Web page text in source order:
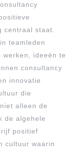
centraal staat.
teamleden
werken, ideeën te
consultancy
innovatie
die
alleen de
de algehele
positief
cultuur waarin